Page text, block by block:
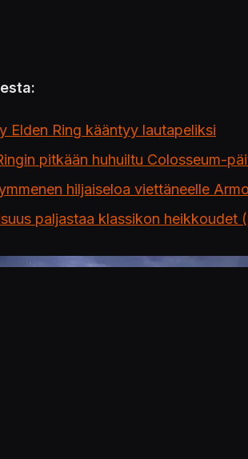
Elden Ring kääntyy lautapeliksi
pitkään huhuiltu Colosseum-
hiljaiseloa viettäneelle
paljastaa klassikon heikkoudet